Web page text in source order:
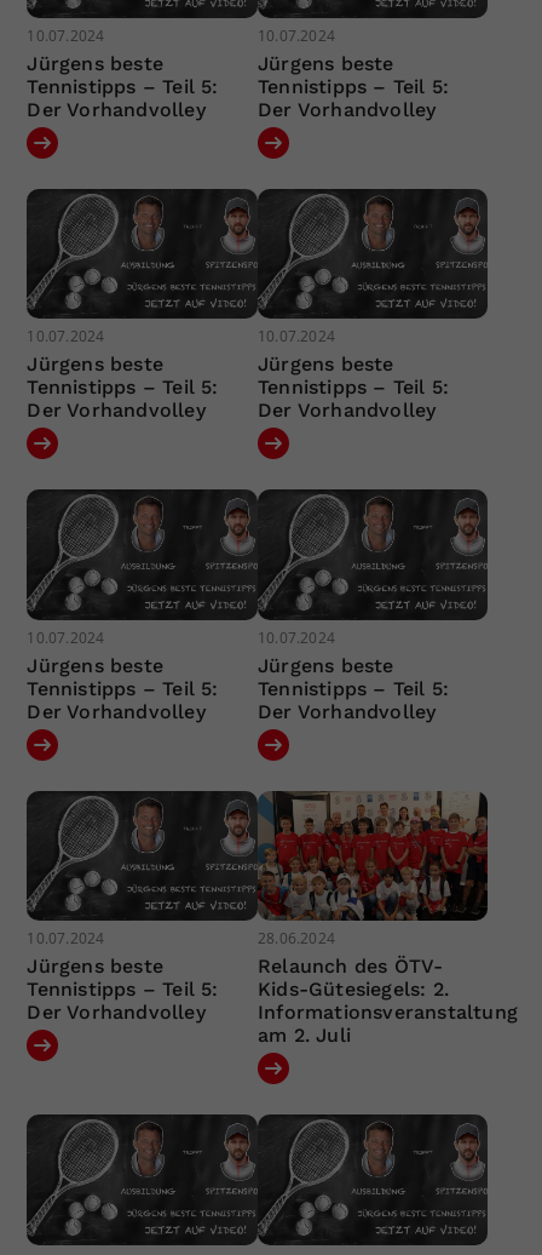
10.07.2024
Jürgens beste
Tennistipps – Teil 5:
Der Vorhandvolley
10.07.2024
Jürgens beste
Tennistipps – Teil 5:
Der Vorhandvolley
10.07.2024
Jürgens beste
Tennistipps – Teil 5:
Der Vorhandvolley
10.07.2024
Jürgens beste
Tennistipps – Teil 5:
Der Vorhandvolley
10.07.2024
Jürgens beste
Tennistipps – Teil 5:
Der Vorhandvolley
10.07.2024
Jürgens beste
Tennistipps – Teil 5:
Der Vorhandvolley
10.07.2024
Jürgens beste
Tennistipps – Teil 5:
Der Vorhandvolley
28.06.2024
Relaunch des ÖTV-
Kids-Gütesiegels: 2.
Informationsveranstaltung
am 2. Juli